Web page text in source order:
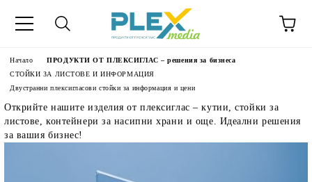
Начало
ПРОДУКТИ ОТ ПЛЕКСИГЛАС – решения за бизнеса
СТОЙКИ ЗА ЛИСТОВЕ И ИНФОРМАЦИЯ
Двустранни плексигласови стойки за информация и цени
Открийте нашите изделия от плексиглас – кутии, стойки за
листове, контейнери за насипни храни и още. Идеални решения
за вашия бизнес!